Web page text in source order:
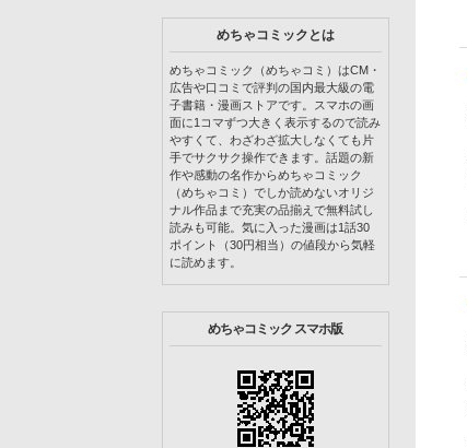
めちゃコミックとは
めちゃコミック（めちゃコミ）はCM・
広告や口コミで評判の国内最大級の電
子書籍・漫画ストアです。スマホの画
面に1コマずつ大きく表示するので読み
やすくて、わざわざ拡大しなくても片
手でサクサク操作できます。話題の新
作や感動の名作からめちゃコミック
（めちゃコミ）でしか読めないオリジ
ナル作品まで充実の品揃えで無料試し
読みも可能。気に入った漫画は1話30
ポイント（30円相当）の値段から気軽
に読めます。
めちゃコミック スマホ版